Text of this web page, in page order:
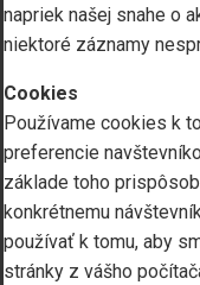
napriek našej snahe o
niektoré záznamy
Cookies
Používame cookies k
preferencie
základe toho
konkrétnemu
používať k tomu, aby
stránky z vášho